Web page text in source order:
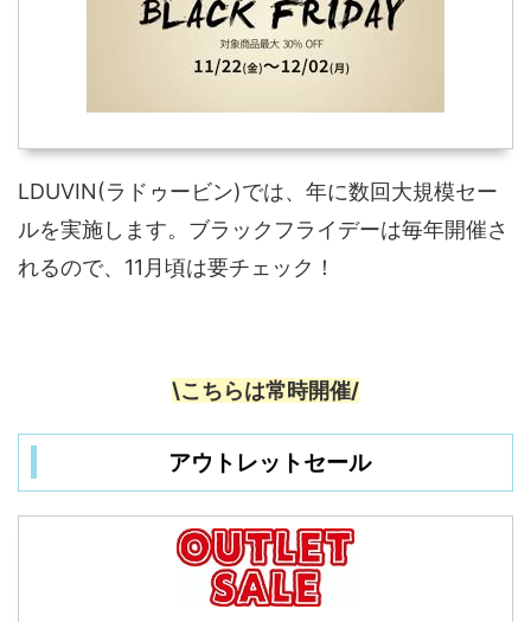
LDUVIN(ラドゥービン)では、年に数回大規模セー
ルを実施します。ブラックフライデーは毎年開催さ
れるので、11月頃は要チェック！
\こちらは常時開催/
アウトレットセール